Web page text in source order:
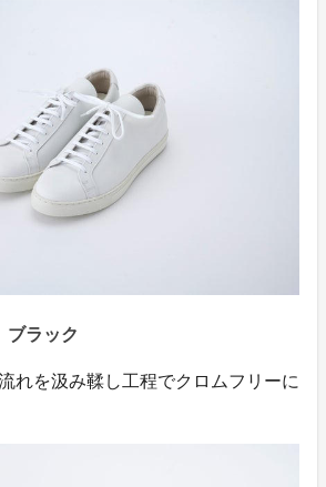
ブラック
れを汲み鞣し工程でクロムフリーに